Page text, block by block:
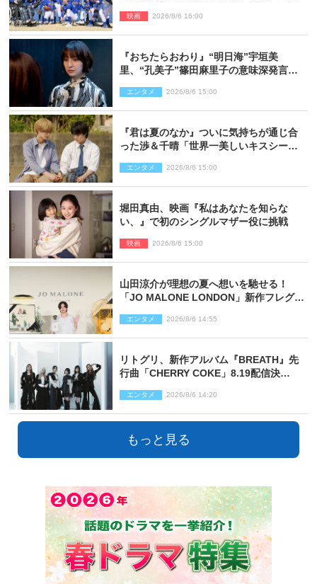
映画 2026/8/6 16:00
『おちたらおわり』“明日海”宇垣美
里、“孔美子”篠田麻里子の意味深発言に
開」
エンタメ 2026/8/6 15:00
『君は夏のなか』ついに気持ちが通じ合
った渉＆千晴「世界一美しいキスシー
エンタメ 2026/8/6 15:00
堀田真由、映画『私はあなたを知らな
い、』で初のシングルマザー役に挑戦
映画 2026/8/6 15:00
山田涼介が理想の夏へ想いを馳せる！
「JO MALONE LONDON」新作フレグラ
エンタメ 2026/8/6 14:55
リトグリ、新作アルバム『BREATH』先
行曲「CHERRY COKE」8.19配信決
エンタメ 2026/8/6 14:20
もっと見る